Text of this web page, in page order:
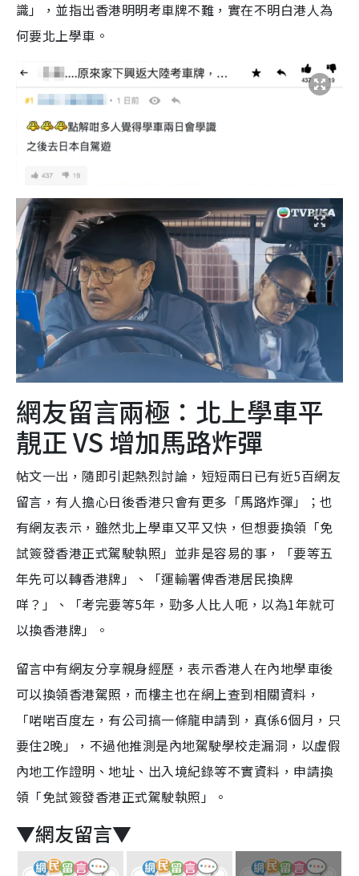
識」，並指出香港明明考車牌不難，實在不明白港人為
何要北上學車。
網友留言兩極：北上學車平
靚正 VS 增加馬路炸彈
帖文一出，隨即引起熱烈討論，短短兩日已有近5百網友
留言，有人擔心日後香港只會有更多「馬路炸彈」；也
有網友表示，雖然北上學車又平又快，但想要換領「免
試簽發香港正式駕駛執照」並非是容易的事，「要等五
年先可以轉香港牌」、「運輸署俾香港居民換牌
咩？」、「考完要等5年，勁多人比人呃，以為1年就可
以換香港牌」。
留言中有網友分享親身經歷，表示香港人在內地學車後
可以換領香港駕照，而樓主也在網上查到相關資料，
「啱啱百度左，有公司搞一條龍申請到，真係6個月，只
要住2晚」，不過他推測是內地駕駛學校走漏洞，以虛假
內地工作證明、地址、出入境紀錄等不實資料，申請換
領「免試簽發香港正式駕駛執照」。
▼網友留言▼